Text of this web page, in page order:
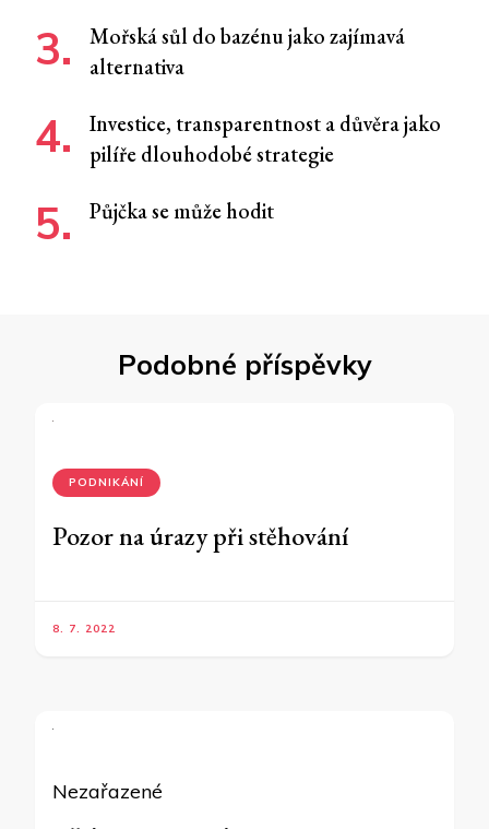
Mořská sůl do bazénu jako zajímavá
alternativa
Investice, transparentnost a důvěra jako
pilíře dlouhodobé strategie
Půjčka se může hodit
Podobné příspěvky
PODNIKÁNÍ
Pozor na úrazy při stěhování
8. 7. 2022
Nezařazené